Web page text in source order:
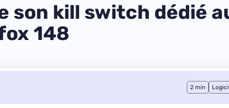
son kill switch dédié
148
2 min